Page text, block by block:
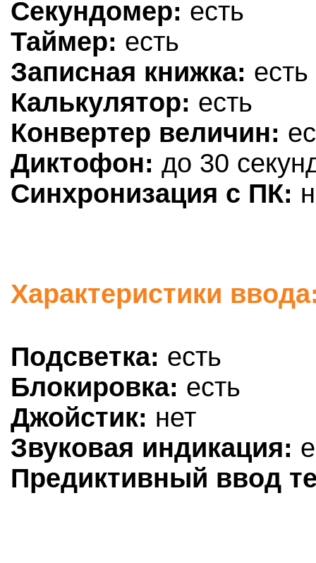
Секундомер: есть
Таймер: есть
Записная книжка: есть
Калькулятор: есть
Конвертер величин:
Диктофон: до 30
Синхронизация с ПК:
Характеристики
Подсветка: есть
Блокировка: есть
Джойстик: нет
Звуковая индикация:
Предиктивный ввод